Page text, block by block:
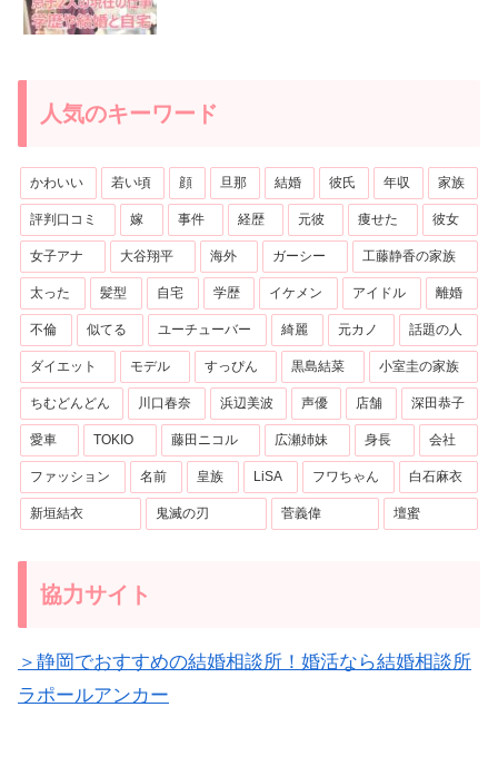
人気のキーワード
かわいい 若い頃 顔 旦那 結婚 彼氏 年収 家族
評判口コミ 嫁 事件 経歴 元彼 痩せた 彼女
女子アナ 大谷翔平 海外 ガーシー 工藤静香の家族
太った 髪型 自宅 学歴 イケメン アイドル 離婚
不倫 似てる ユーチューバー 綺麗 元カノ 話題の人
ダイエット モデル すっぴん 黒島結菜 小室圭の家族
ちむどんどん 川口春奈 浜辺美波 声優 店舗 深田恭子
愛車 TOKIO 藤田ニコル 広瀬姉妹 身長 会社
ファッション 名前 皇族 LiSA フワちゃん 白石麻衣
新垣結衣 鬼滅の刃 菅義偉 壇蜜
協力サイト
＞静岡でおすすめの結婚相談所！婚活なら結婚相談所
ラポールアンカー